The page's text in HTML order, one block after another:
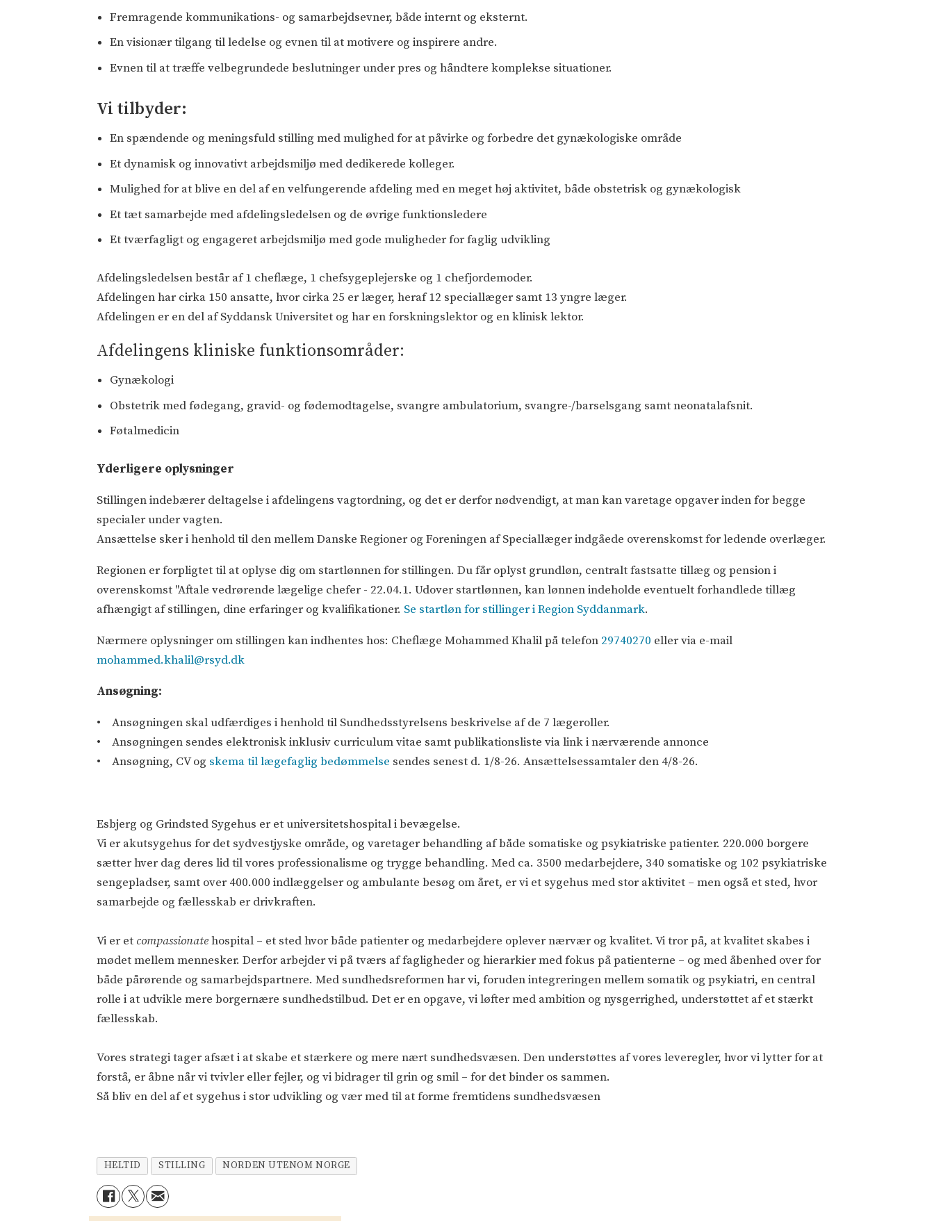
Fremragende kommunikations- og samarbejdsevner, både internt og eksternt.
En visionær tilgang til ledelse og evnen til at motivere og inspirere andre.
Evnen til at træffe velbegrundede beslutninger under pres og håndtere komplekse situationer.
Vi tilbyder:
En spændende og meningsfuld stilling med mulighed for at påvirke og forbedre det gynækologiske område
Et dynamisk og innovativt arbejdsmiljø med dedikerede kolleger.
Mulighed for at blive en del af en velfungerende afdeling med en meget høj aktivitet, både obstetrisk og gynækologisk
Et tæt samarbejde med afdelingsledelsen og de øvrige funktionsledere
Et tværfagligt og engageret arbejdsmiljø med gode muligheder for faglig udvikling
Afdelingsledelsen består af 1 cheflæge, 1 chefsygeplejerske og 1 chefjordemoder.
Afdelingen har cirka 150 ansatte, hvor cirka 25 er læger, heraf 12 speciallæger samt 13 yngre læger.
Afdelingen er en del af Syddansk Universitet og har en forskningslektor og en klinisk lektor.
Afdelingens kliniske funktionsområder:
Gynækologi
Obstetrik med fødegang, gravid- og fødemodtagelse, svangre ambulatorium, svangre-/barselsgang samt neonatalafsnit.
Føtalmedicin
Yderligere oplysninger
Stillingen indebærer deltagelse i afdelingens vagtordning, og det er derfor nødvendigt, at man kan varetage opgaver inden for begge
specialer under vagten.
Ansættelse sker i henhold til den mellem Danske Regioner og Foreningen af Speciallæger indgåede overenskomst for ledende overlæger.
Regionen er forpligtet til at oplyse dig om startlønnen for stillingen. Du får oplyst grundløn, centralt fastsatte tillæg og pension i
overenskomst "Aftale vedrørende lægelige chefer - 22.04.1. Udover startlønnen, kan lønnen indeholde eventuelt forhandlede tillæg
afhængigt af stillingen, dine erfaringer og kvalifikationer. Se startløn for stillinger i Region Syddanmark.
Nærmere oplysninger om stillingen kan indhentes hos: Cheflæge Mohammed Khalil på telefon 29740270 eller via e-mail
mohammed.khalil@rsyd.dk
Ansøgning:
• Ansøgningen skal udfærdiges i henhold til Sundhedsstyrelsens beskrivelse af de 7 lægeroller.
• Ansøgningen sendes elektronisk inklusiv curriculum vitae samt publikationsliste via link i nærværende annonce
• Ansøgning, CV og skema til lægefaglig bedømmelse sendes senest d. 1/8-26. Ansættelsessamtaler den 4/8-26.
Esbjerg og Grindsted Sygehus er et universitetshospital i bevægelse.
Vi er akutsygehus for det sydvestjyske område, og varetager behandling af både somatiske og psykiatriske patienter. 220.000 borgere
sætter hver dag deres lid til vores professionalisme og trygge behandling. Med ca. 3500 medarbejdere, 340 somatiske og 102 psykiatriske
sengepladser, samt over 400.000 indlæggelser og ambulante besøg om året, er vi et sygehus med stor aktivitet – men også et sted, hvor
samarbejde og fællesskab er drivkraften.
Vi er et compassionatehospital – et sted hvor både patienter og medarbejdere oplever nærvær og kvalitet. Vi tror på, at kvalitet skabes i
mødet mellem mennesker. Derfor arbejder vi på tværs af fagligheder og hierarkier med fokus på patienterne – og med åbenhed over for
både pårørende og samarbejdspartnere. Med sundhedsreformen har vi, foruden integreringen mellem somatik og psykiatri, en central
rolle i at udvikle mere borgernære sundhedstilbud. Det er en opgave, vi løfter med ambition og nysgerrighed, understøttet af et stærkt
fællesskab.
Vores strategi tager afsæt i at skabe et stærkere og mere nært sundhedsvæsen. Den understøttes af vores leveregler, hvor vi lytter for at
forstå, er åbne når vi tvivler eller fejler, og vi bidrager til grin og smil – for det binder os sammen.
Så bliv en del af et sygehus i stor udvikling og vær med til at forme fremtidens sundhedsvæsen
HELTID STILLING NORDEN UTENOM NORGE